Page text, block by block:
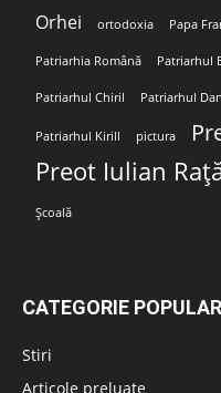
Orhei ortodoxia Papa
Patriarhia Română Patriarhul
Patriarhul Chiril Patriarhul
Patriarhul Kirill pictura
Preot Iulian
Școală
CATEGORIE
Stiri
Articole preluate